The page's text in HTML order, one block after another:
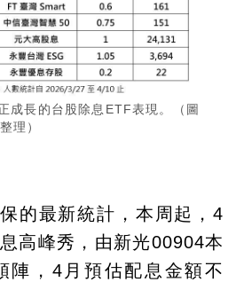
成長的台股除息ETF表現。（圖
理）
的最新統計，本周起，4
高峰秀，由新光00904本
陣，4月預估配息金額不